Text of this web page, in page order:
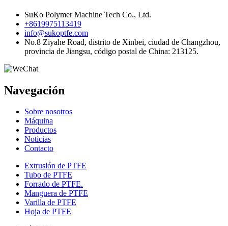
SuKo Polymer Machine Tech Co., Ltd.
+8619975113419
info@sukoptfe.com
No.8 Ziyahe Road, distrito de Xinbei, ciudad de Changzhou,
provincia de Jiangsu, código postal de China: 213125.
Navegación
Sobre nosotros
Máquina
Productos
Noticias
Contacto
Extrusión de PTFE
Tubo de PTFE
Forrado de PTFE.
Manguera de PTFE
Varilla de PTFE
Hoja de PTFE